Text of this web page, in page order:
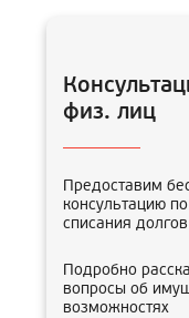
физ. лиц
Предоставим
консультацию
списания долгов
Подробно
вопросы об
возможностях